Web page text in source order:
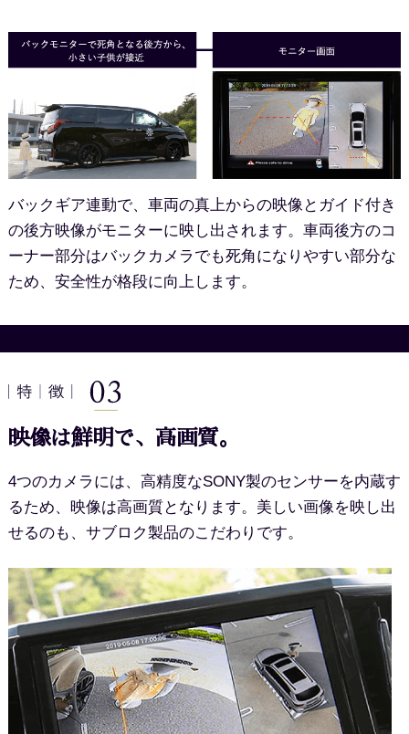
バックギア連動で、車両の真上からの映像とガイド付き
の後方映像がモニターに映し出されます。車両後方のコ
ーナー部分はバックカメラでも死角になりやすい部分な
ため、安全性が格段に向上します。
映像は鮮明で、高画質。
4つのカメラには、高精度なSONY製のセンサーを内蔵す
るため、映像は高画質となります。美しい画像を映し出
せるのも、サブロク製品のこだわりです。